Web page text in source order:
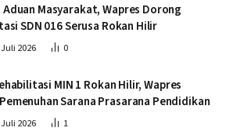
Aduan Masyarakat, Wapres Dorong
SDN 016 Serusa Rokan Hilir
2026 0
MIN 1 Rokan Hilir, Wapres
Sarana Prasarana Pendidikan
2026 1